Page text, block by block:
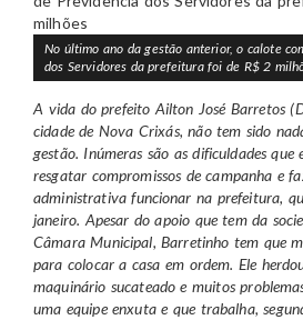
No último ano da gestão anterior, o calote
dos Servidores da prefeitura foi de R$ 2
A vida do prefeito Ailton José Barretos
cidade de Nova Crixás, não tem sido
gestão. Inúmeras são as dificuldades
resgatar compromissos de campanha e
administrativa funcionar na prefeitura,
janeiro. Apesar do apoio que tem da
Câmara Municipal, Barretinho tem que
para colocar a casa em ordem. Ele
maquinário sucateado e muitos
uma equipe enxuta e que trabalha,